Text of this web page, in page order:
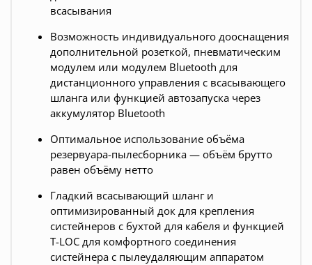
всасывания
Возможность индивидуального дооснащения
дополнительной розеткой, пневматическим
модулем или модулем Bluetooth для
дистанционного управления с всасывающего
шланга или функцией автозапуска через
аккумулятор Bluetooth
Оптимальное использование объёма
резервуара-пылесборника — объём брутто
равен объёму нетто
Гладкий всасывающий шланг и
оптимизированный док для крепления
систейнеров с бухтой для кабеля и функцией
T-LOC для комфортного соединения
систейнера с пылеудаляющим аппаратом